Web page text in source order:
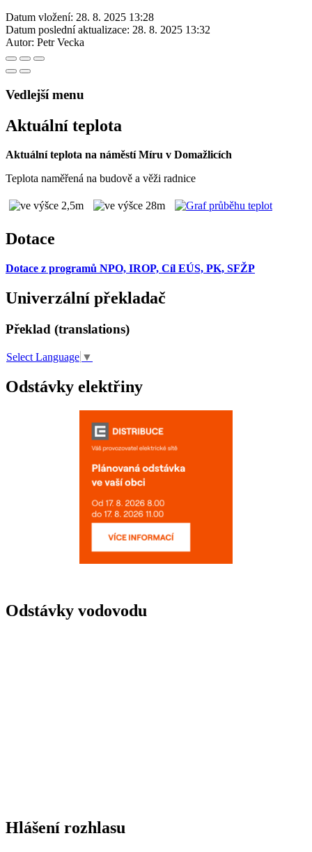
Datum vložení: 28. 8. 2025 13:28
Datum poslední aktualizace: 28. 8. 2025 13:32
Autor: Petr Vecka
Vedlejší menu
Aktuální teplota
Aktuální teplota na náměstí Míru v Domažlicích
Teplota naměřená na budově a věži radnice
Dotace
Dotace z programů NPO, IROP, Cíl EÚS, PK, SFŽP
Univerzální překladač
Překlad (translations)
Select Language ▼
Odstávky elektřiny
Odstávky vodovodu
Hlášení rozhlasu